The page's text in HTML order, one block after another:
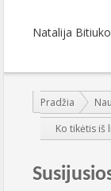
Natalija
Jūs esate čia:
Pradžia
Ko tikėtis iš